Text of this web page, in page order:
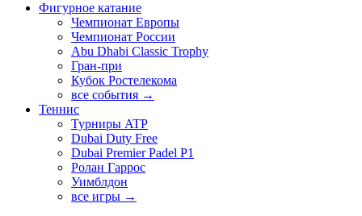
Фигурное катание
Чемпионат Европы
Чемпионат России
Abu Dhabi Classic Trophy
Гран-при
Кубок Ростелекома
все события →
Теннис
Турниры ATP
Dubai Duty Free
Dubai Premier Padel P1
Ролан Гаррос
Уимблдон
все игры →